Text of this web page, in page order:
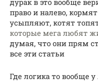
дурак в это вообще
право и налево,
усыпляют, котят
которые мега любят
думая, что они прям
все эти статьи
Где логика то вообще